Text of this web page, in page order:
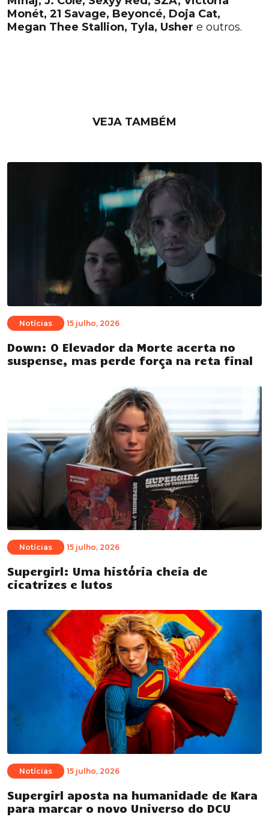
Monét, 21 Savage, Beyoncé, Doja Cat,
Megan Thee Stallion, Tyla, Usher e outros.
VEJA TAMBÉM
Notícias 15 julho, 2026
Down: O Elevador da Morte acerta no
suspense, mas perde força na reta final
Notícias 15 julho, 2026
Supergirl: Uma história cheia de
cicatrizes e lutos
Notícias 15 julho, 2026
Supergirl aposta na humanidade de Kara
para marcar o novo Universo do DCU